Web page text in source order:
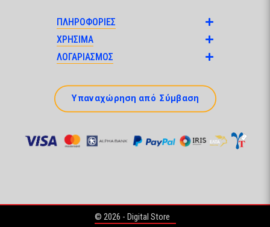
ΠΛΗΡΟΦΟΡΙΕΣ
ΧΡΗΣΙΜΑ
ΛΟΓΑΡΙΑΣΜΟΣ
Υπαναχώρηση από Σύμβαση
© 2026 - Digital Store